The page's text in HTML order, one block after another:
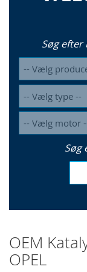
Søg
Søg
OEM
OPEL